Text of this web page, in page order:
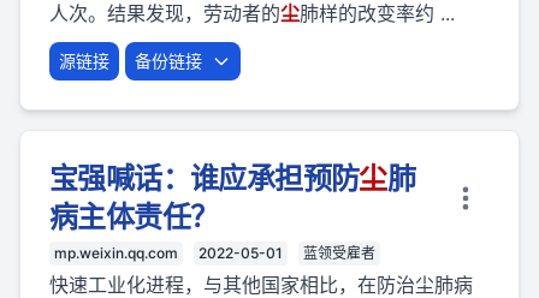
人次。结果发现，劳动者的尘肺样的改变率约 ...
源链接 备份链接
宝强喊话：谁应承担预防尘肺
病主体责任？
mp.weixin.qq.com 2022-05-01 蓝领受雇者
快速工业化进程，与其他国家相比，在防治尘肺病